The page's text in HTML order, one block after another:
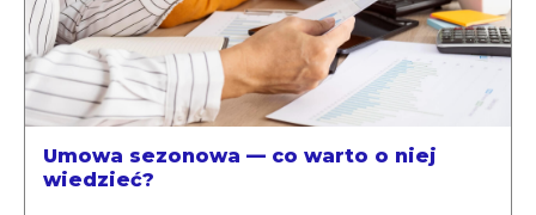
Umowa sezonowa — co warto o niej
wiedzieć?